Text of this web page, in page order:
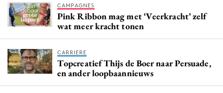
CAMPAGNES
Pink Ribbon mag met ‘Veerkracht’ zelf
wat meer kracht tonen
CARRIERE
Topcreatief Thijs de Boer naar Persuade,
en ander loopbaannieuws